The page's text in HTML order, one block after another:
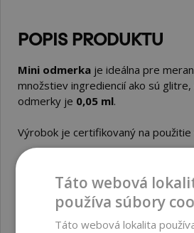
POPIS PRODUKTU
Mini odmerka je ideálna pre
množstiev ingrediencií ako sú
odmerky je 0,05 ml.
Výrobok je certifikovaný na použitie
Celková dĺžka odmerky je 6,5cm.
PARAMETRE
Táto webová
používa súbory
Táto webová lokalita